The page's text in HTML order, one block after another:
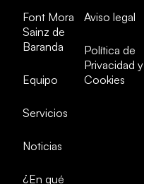
Font Mora
Sainz de
Baranda
Equipo
Servicios
Noticias
¿En qué
Aviso legal
Política de
Privacidad y
Cookies